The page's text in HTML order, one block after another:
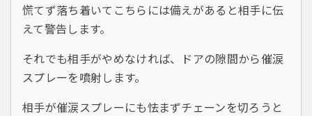
慌てず落ち着いてこちらには備えがあると相手に伝
えて警告します。
それでも相手がやめなければ、ドアの隙間から催涙
スプレーを噴射します。
相手が催涙スプレーにも怯まずチェーンを切ろうと